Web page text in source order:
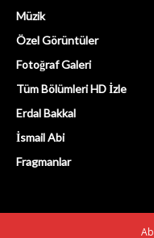
Müzik
Özel Görüntüler
Fotoğraf Galeri
Tüm Bölümleri HD İzle
Erdal Bakkal
İsmail Abi
Fragmanlar